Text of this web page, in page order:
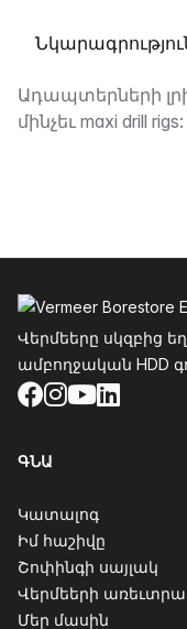
Ընտրել տաբ
Ադապտերների
մինչեւ maxi drill rigs:
Վերմեերը սկզբից
ամբողջական HDD
Facebook
Instagram
YouTube
LinkedIn
ԳՆԱ
Կատալոգ
Իմ հաշիվը
Շոփինգի սայլակ
Վերմեերի
Մեր մասին